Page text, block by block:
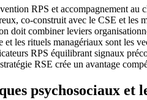
RPS et accompagnement au
co-construit avec le CSE et les
doit combiner leviers
les rituels managériaux sont les
RPS équilibrant signaux
RSE crée un avantage
psychosociaux et